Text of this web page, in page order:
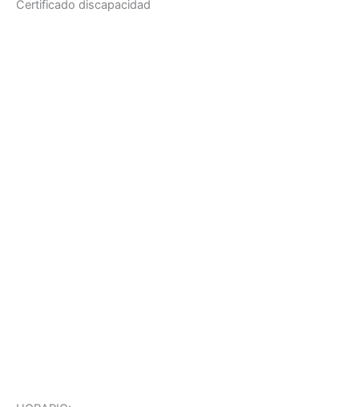
Certificado discapacidad